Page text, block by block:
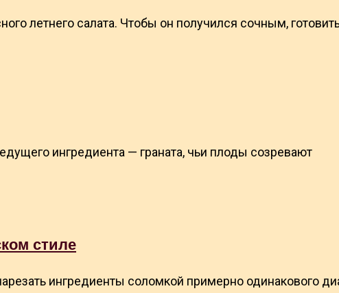
летнего салата. Чтобы он получился сочным,
ингредиента — граната, чьи плоды созревают
стиле
ингредиенты соломкой примерно одинакового